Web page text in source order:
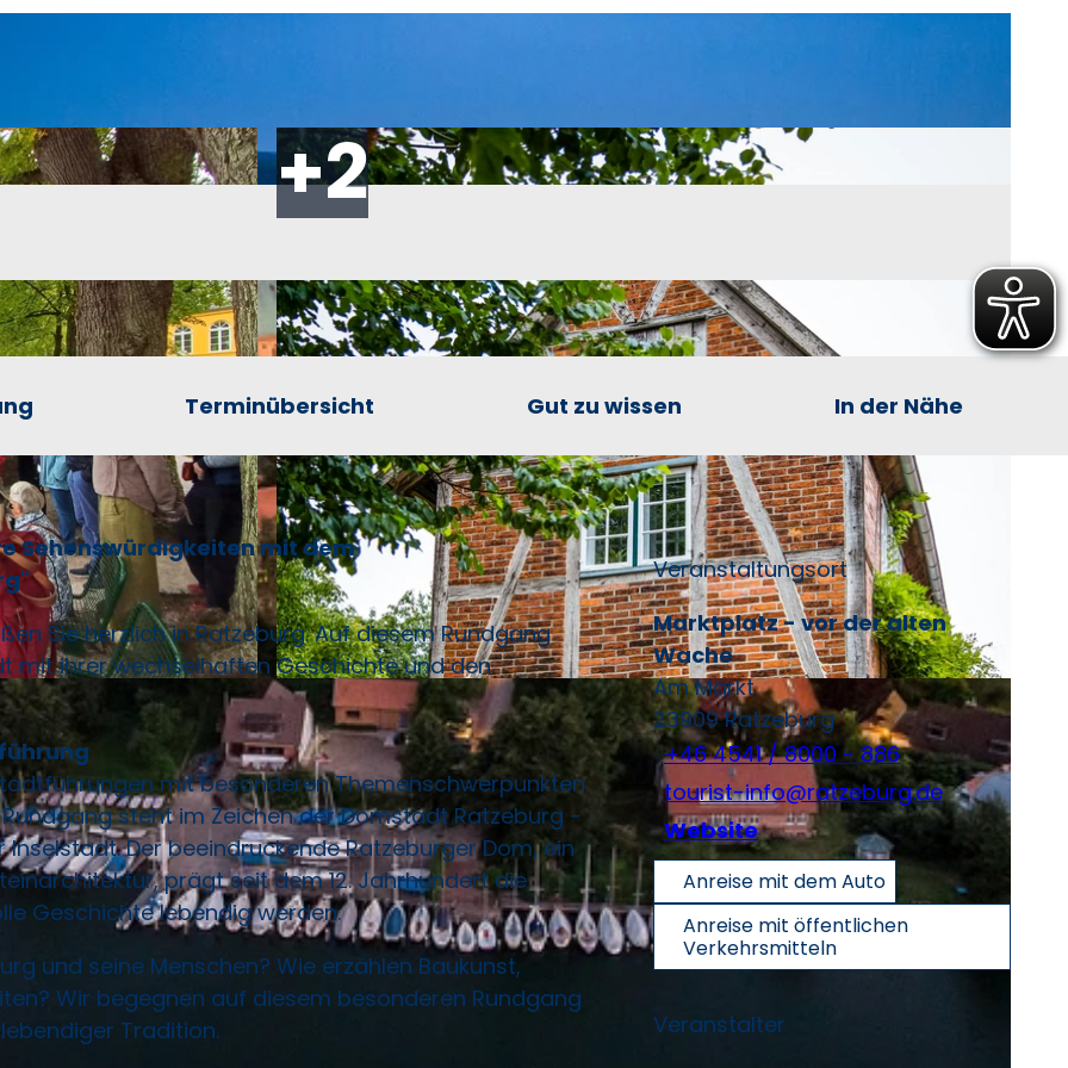
© Förde Fräulein | CC-BY-SA
Terminübersicht Gut zu wissen In der Nähe
Sehenswürdigkeiten mit dem
Sie herzlich in Ratzeburg. Auf diesem Rundgang
mit ihrer wechselhaften Geschichte und den
mit besonderen Themenschwerpunkten
steht im Zeichen der Domstadt Ratzeburg -
Der beeindruckende Ratzeburger Dom, ein
prägt seit dem 12. Jahrhundert die
Geschichte lebendig werden.
und seine Menschen? Wie erzählen Baukunst,
Wir begegnen auf diesem besonderen Rundgang
Tradition.
Veranstaltungsort
Marktplatz - vor der alten
Wache
Am Markt
23909Ratzeburg
+46 4541 / 8000 - 886
tourist-info@ratzeburg.de
Website
Anreise mit dem Auto
Anreise mit öffentlichen
Verkehrsmitteln
Veranstalter